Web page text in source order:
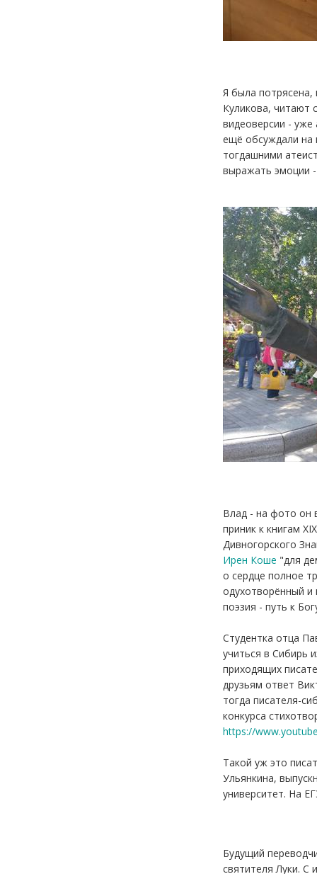
Я была
Куликова, читают
видеоверсии - уже
ещё обсуждали на
тогдашними
выражать эмоции
Влад - на фото он
приник к книгам
Дивногорского
Ирен Коше "для
о сердце полное
одухотворённый и
поэзия - путь к
Студентка отца
учиться в Сибирь
приходящих
друзьям ответ
тогда писателя-
конкурса
https://
Такой уж это
Ульянкина,
университет. На
Будущий
святителя Луки. С